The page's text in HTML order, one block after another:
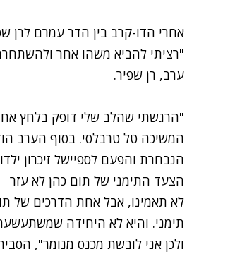
אחרי הדו-קרב בין הדר עמרם לרן
"רציתי להביא משהו אחר
ערב, רן שפיר.
"הרגשתי שהלב שלי דופק בלחץ
המשיכה טל טרבלסי. בסוף הערב
הנבחרת והפעם לספיישל זיכרון
הצעד התימני של תום כהן לא עזר
לא תאמינו, אבל אחת הדרכים של
תימני. והיא לא היחידה
ולכן אני לובשת מכנס מנומר",